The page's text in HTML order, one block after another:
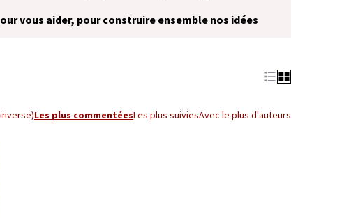
nouvel onglet)
vous aider, pour construire ensemble nos idées
Les plus commentéesLes plus suiviesAvec le plus d'auteurs